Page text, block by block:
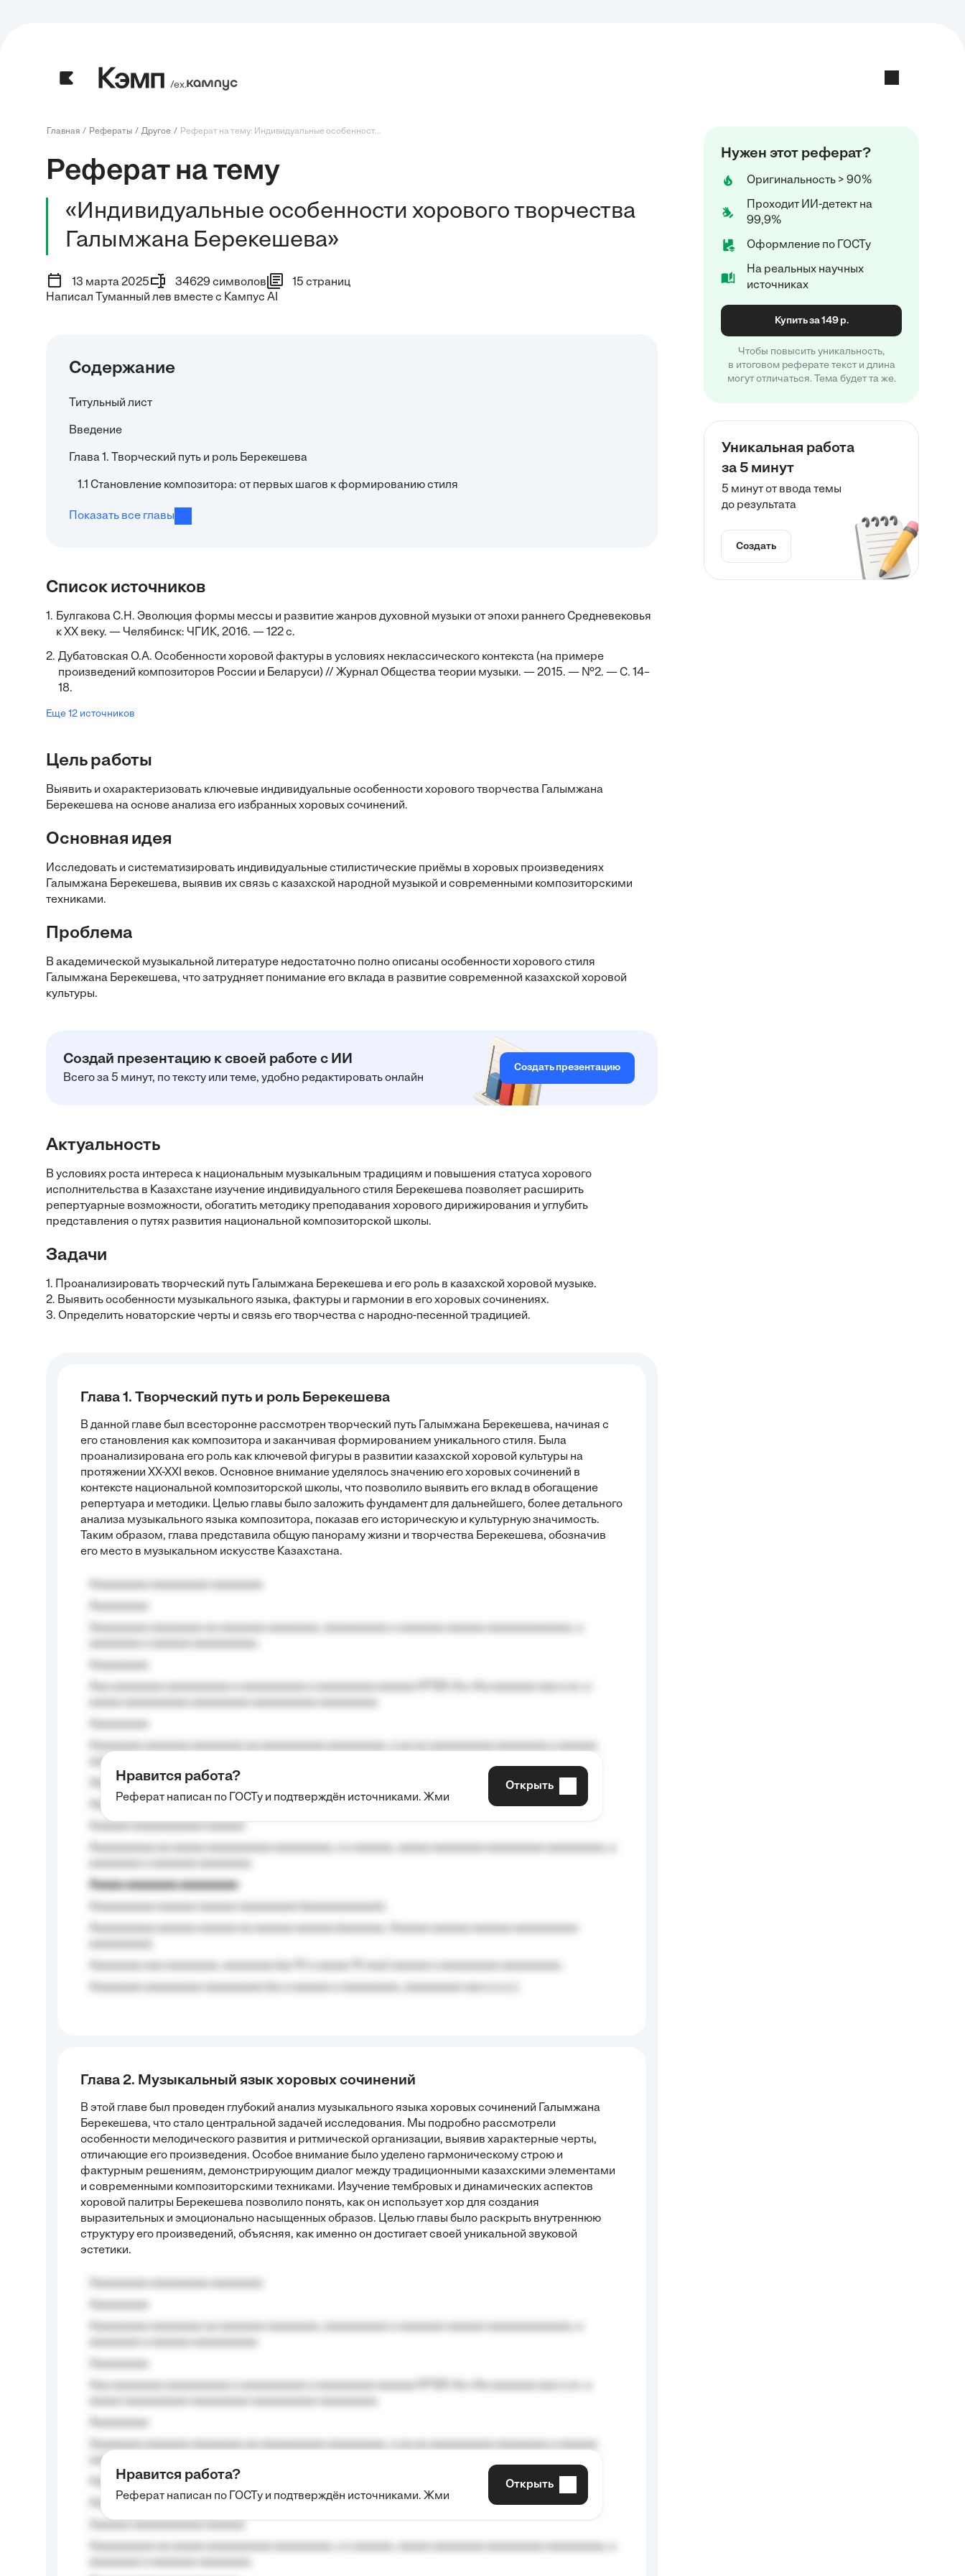
/ех.
Главная Рефераты Другое Реферат на тему: Индивидуальные особенност...
Реферат на тему
«Индивидуальные особенности хорового творчества
Галымжана Берекешева»
13 марта 2025 34629 символов
15 страниц
Написал Туманный лев вместе с Кампус AI
Содержание
Титульный лист
Введение
Глава 1. Творческий путь и роль Берекешева
1.1 Становление композитора: от первых шагов к формированию стиля
Показать все главы
Список источников
1. Булгакова С.Н. Эволюция формы мессы и развитие жанров духовной музыки от эпохи раннего Средневековья
к XX веку. — Челябинск: ЧГИК, 2016. — 122 с.
2. Дубатовская О.А. Особенности хоровой фактуры в условиях неклассического контекста (на примере
произведений композиторов России и Беларуси) // Журнал Общества теории музыки. — 2015. — №2. — С. 14–
18.
Еще 12 источников
Цель работы
Выявить и охарактеризовать ключевые индивидуальные особенности хорового творчества Галымжана
Берекешева на основе анализа его избранных хоровых сочинений.
Основная идея
Исследовать и систематизировать индивидуальные стилистические приёмы в хоровых произведениях
Галымжана Берекешева, выявив их связь с казахской народной музыкой и современными композиторскими
техниками.
Проблема
В академической музыкальной литературе недостаточно полно описаны особенности хорового стиля
Галымжана Берекешева, что затрудняет понимание его вклада в развитие современной казахской хоровой
культуры.
Создай презентацию к своей работе с ИИ
Всего за 5 минут, по тексту или теме, удобно редактировать онлайн
Создать презентацию
Актуальность
В условиях роста интереса к национальным музыкальным традициям и повышения статуса хорового
исполнительства в Казахстане изучение индивидуального стиля Берекешева позволяет расширить
репертуарные возможности, обогатить методику преподавания хорового дирижирования и углубить
представления о путях развития национальной композиторской школы.
Задачи
1. Проанализировать творческий путь Галымжана Берекешева и его роль в казахской хоровой музыке.
2. Выявить особенности музыкального языка, фактуры и гармонии в его хоровых сочинениях.
3. Определить новаторские черты и связь его творчества с народно-песенной традицией.
Глава 1. Творческий путь и роль Берекешева
В данной главе был всесторонне рассмотрен творческий путь Галымжана Берекешева, начиная с
его становления как композитора и заканчивая формированием уникального стиля. Была
проанализирована его роль как ключевой фигуры в развитии казахской хоровой культуры на
протяжении XX-XXI веков. Основное внимание уделялось значению его хоровых сочинений в
контексте национальной композиторской школы, что позволило выявить его вклад в обогащение
репертуара и методики. Целью главы было заложить фундамент для дальнейшего, более детального
анализа музыкального языка композитора, показав его историческую и культурную значимость.
Таким образом, глава представила общую панораму жизни и творчества Берекешева, обозначив
его место в музыкальном искусстве Казахстана.
aaaa aaaa.
Aaaaaaaaa
Aaaaaaaaaa aa aaa aaaaaaaaa, a aaa aaaaaaaaaa aaa, a aaaaaaaaaa, aaaaaa aaaaaa a aaaaaa.
Aaaaa aaaaaaaa aaaaaaaaa
Нравится работа?
Реферат написан по ГОСТу и подтверждён источниками. Жми
Открыть
Глава 2. Музыкальный язык хоровых сочинений
В этой главе был проведен глубокий анализ музыкального языка хоровых сочинений Галымжана
Берекешева, что стало центральной задачей исследования. Мы подробно рассмотрели
особенности мелодического развития и ритмической организации, выявив характерные черты,
отличающие его произведения. Особое внимание было уделено гармоническому строю и
фактурным решениям, демонстрирующим диалог между традиционными казахскими элементами
и современными композиторскими техниками. Изучение тембровых и динамических аспектов
хоровой палитры Берекешева позволило понять, как он использует хор для создания
выразительных и эмоционально насыщенных образов. Целью главы было раскрыть внутреннюю
структуру его произведений, объясняя, как именно он достигает своей уникальной звуковой
эстетики.
aaaa aaaa.
Aaaaaaaaa
Aaaaaaaaaa aa aaa aaaaaaaaa, a aaa aaaaaaaaaa aaa, a aaaaaaaaaa, aaaaaa aaaaaa a aaaaaa.
Нравится работа?
Реферат написан по ГОСТу и подтверждён источниками. Жми
Открыть
Нужен этот реферат?
Оригинальность > 90%
Проходит ИИ-детект на
99,9%
Оформление по ГОСТу
На реальных научных
источниках
Купить за 149 р.
Чтобы повысить уникальность,
в итоговом реферате текст и длина
могут отличаться. Тема будет та же.
Уникальная работа
за 5 минут
5 минут от ввода темы
до результата
Создать